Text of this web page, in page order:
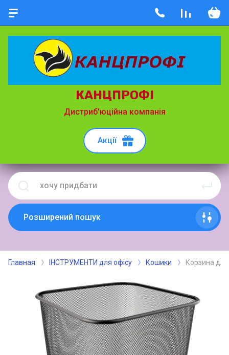
КАНЦПРОФІ
Дистриб'юційна компанія
Акції
Розширений пошук
Главная ІНСТРУМЕНТИ для офісу Кошики Корзина